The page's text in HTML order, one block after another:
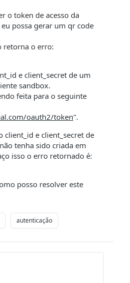
o token de acesso da
possa gerar um qr code
retorna o erro:
e client_secret de um
sandbox.
feita para o seguinte
oauth2/token".
client_id e client_secret de
tenha sido criada em
isso o erro retornado é:
posso resolver este
autenticação